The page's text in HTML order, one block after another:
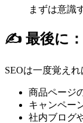
まずは意識
✍️ 最後に：
SEOは一度覚え
商品ページ
キャンペー
社内ブログ